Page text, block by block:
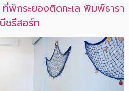
ที่พักระยองติดทะเล พิมพ์ธารา
บีชรีสอร์ท